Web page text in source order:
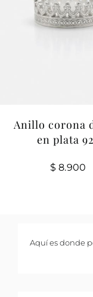
Anillo corona
en plata
$ 8.900
Aquí es donde